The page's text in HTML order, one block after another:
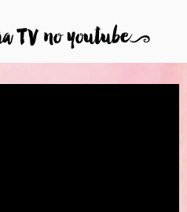
TV no youtube9